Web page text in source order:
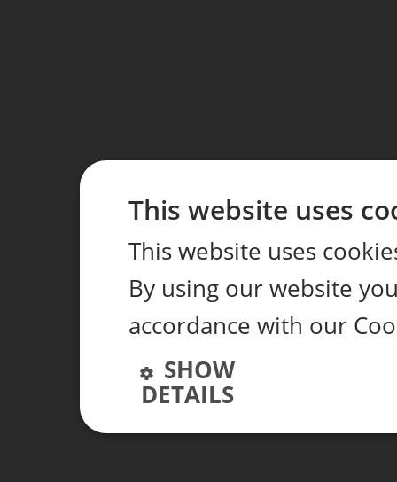
This website uses
This website uses
By using our website
accordance with our
SHOW
DETAILS